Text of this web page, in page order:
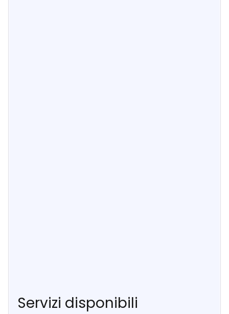
Servizi disponibili